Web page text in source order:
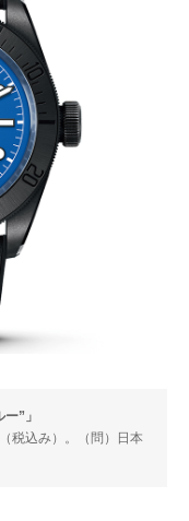
”」
税込み）。（問）日本